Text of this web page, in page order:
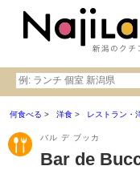
何食べる 洋食 レストラン・
バル デ ブッカ
Bar de